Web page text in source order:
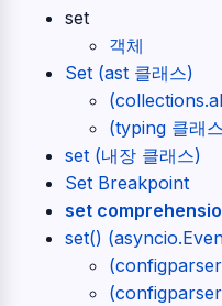
set
객체
Set (ast 클래스)
(typing 클래
set (내장 클래스)
Set Breakpoint
set
set()